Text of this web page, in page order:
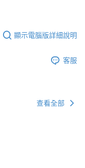
顯示電腦版詳細說明
客服
查看全部